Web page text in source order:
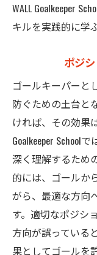
WALL Goalkeeper
キルを実践的に学
ポジ
ゴールキーパーと
防ぐための土台と
ければ、その効果
Goalkeeper School
深く理解するため
的には、ゴールか
がら、最適な方向
す。適切なポジシ
方向が誤っている
果としてゴールを